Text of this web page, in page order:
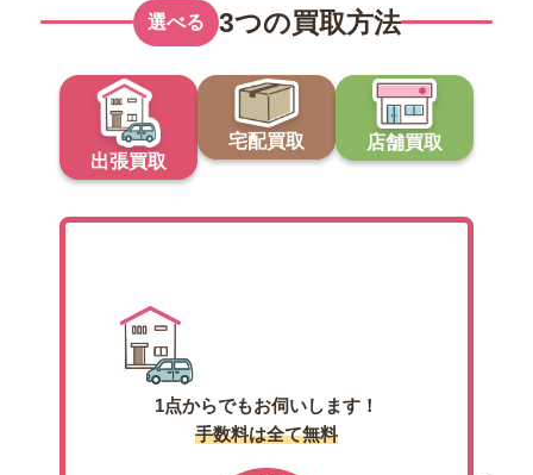
選べる 3つの買取方法
出張買取
宅配買取 店舗買取
1点からでもお伺いします！
手数料は全て無料